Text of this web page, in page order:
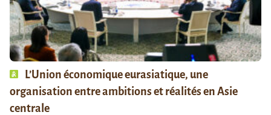
L’Union économique eurasiatique, une
organisation entre ambitions et réalités en Asie
centrale